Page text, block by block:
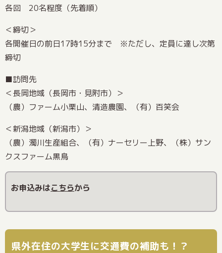
各回 20名程度（先着順）
＜締切＞
各開催日の前日17時15分まで ※ただし、定員に達し次第
締切
■訪問先
＜長岡地域（長岡市・見附市）＞
（農）ファーム小栗山、清造農園、（有）百笑会
＜新潟地域（新潟市）＞
（農）濁川生産組合、（有）ナーセリー上野、（株）サン
クスファーム黒鳥
お申込みはこちらから
県外在住の大学生に交通費の補助も！？